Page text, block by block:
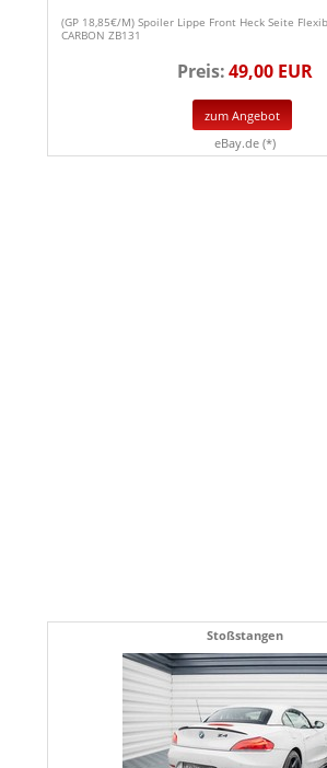
(GP 18,85€/M) Spoiler Lippe Front Heck Seite
CARBON ZB131
Preis:49,00 EUR
zum Angebot
eBay.de (*)
Stoßstangen